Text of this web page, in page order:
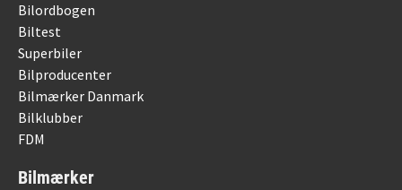
Bilordbogen
Biltest
Superbiler
Bilproducenter
Bilmærker Danmark
Bilklubber
FDM
Bilmærker